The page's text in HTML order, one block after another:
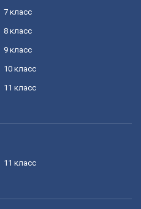
7 класс
8 класс
9 класс
10 класс
11 класс
11 класс